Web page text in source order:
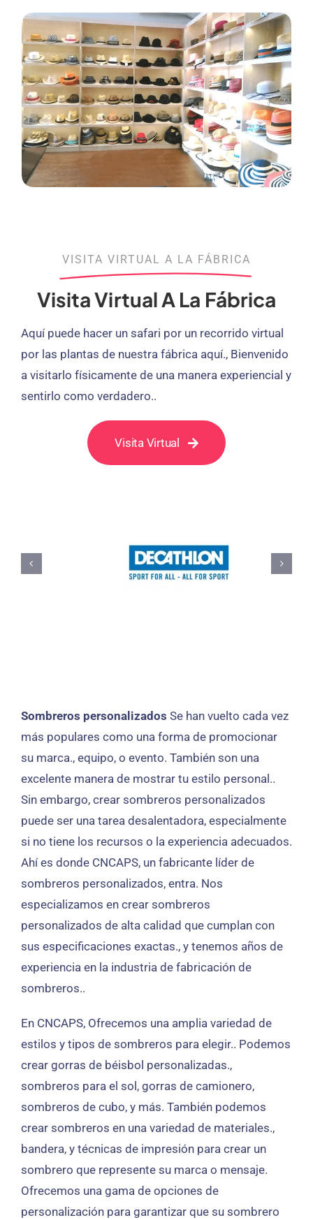
VISITA VIRTUAL A LA FÁBRICA
Visita Virtual A La Fábrica
Aquí puede hacer un safari por un recorrido virtual
por las plantas de nuestra fábrica aquí., Bienvenido
a visitarlo físicamente de una manera experiencial y
sentirlo como verdadero..
Visita Virtual
Sombreros personalizados Se han vuelto cada vez
más populares como una forma de promocionar
su marca., equipo, o evento. También son una
excelente manera de mostrar tu estilo personal..
Sin embargo, crear sombreros personalizados
puede ser una tarea desalentadora, especialmente
si no tiene los recursos o la experiencia adecuados.
Ahí es donde CNCAPS, un fabricante líder de
sombreros personalizados, entra. Nos
especializamos en crear sombreros
personalizados de alta calidad que cumplan con
sus especificaciones exactas., y tenemos años de
experiencia en la industria de fabricación de
sombreros..
En CNCAPS, Ofrecemos una amplia variedad de
estilos y tipos de sombreros para elegir.. Podemos
crear gorras de béisbol personalizadas.,
sombreros para el sol, gorras de camionero,
sombreros de cubo, y más. También podemos
crear sombreros en una variedad de materiales.,
bandera, y técnicas de impresión para crear un
sombrero que represente su marca o mensaje.
Ofrecemos una gama de opciones de
personalización para garantizar que su sombrero